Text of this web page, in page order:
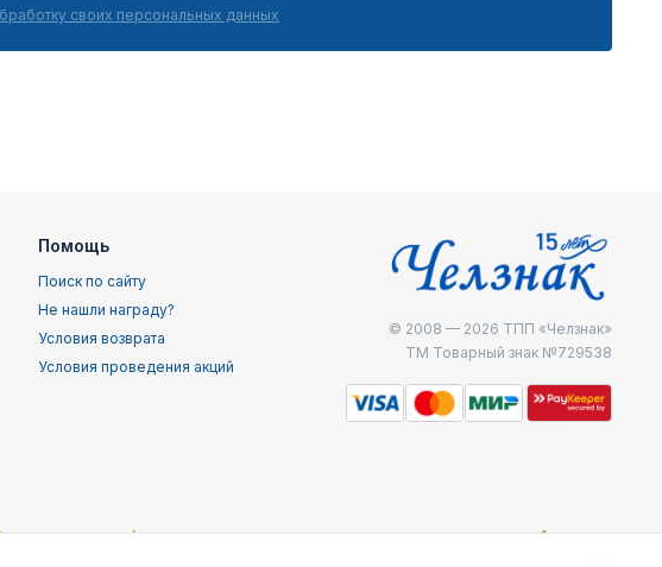
своих персональных данных
Помощь
Поиск по сайту
Не нашли награду?
Условия возврата
Условия проведения акций
© 2008 — 2026 ТПП «Челзнак»
ТМ Товарный знак №729538